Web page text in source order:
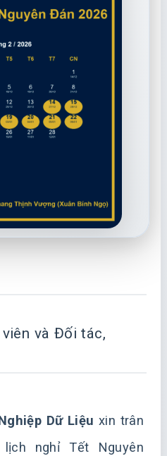
và Đối tác,
Dữ Liệu xin trân
nghỉ Tết Nguyên